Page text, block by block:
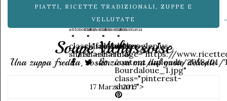
pere
antonomasia
"
class="facebook-
share">
pere
antonomasia
"
class="twitter-
share">
pere
per
antonomasia
"
class="googleplus-
share">
pere
per
antonomasia
"
data-
image="https://
content/uploads/2018/01/
Bourdaloue_1.jpg"
class="pinterest-
share">
PIATTI, RICETTE TRADIZIONALI, ZUPPE E
VELLUTATE
Soupe Vichyssoise
Una zuppa fredda, sostanziosa ma dal gusto delicato
17 Marzo 2017